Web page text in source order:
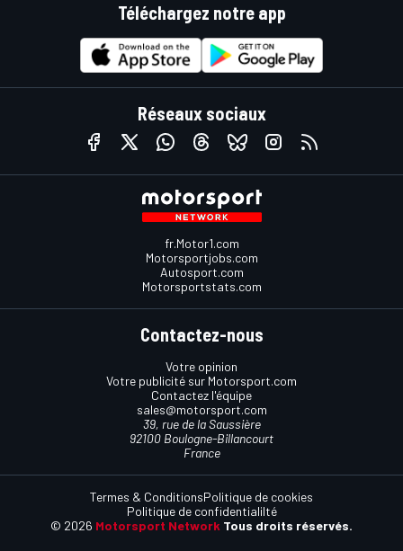
Téléchargez notre app
Réseaux sociaux
fr.Motor1.com
Motorsportjobs.com
Autosport.com
Motorsportstats.com
Contactez-nous
Votre opinion
Votre publicité sur Motorsport.com
Contactez l'équipe
sales@motorsport.com
39, rue de la Saussière
92100 Boulogne-Billancourt
France
© 2026 Motorsport Network Tous droits réservés.
Termes & ConditionsPolitique de cookies
Politique de confidentialilté